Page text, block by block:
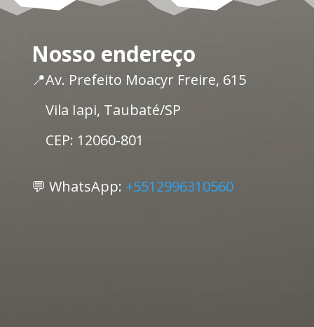
Nosso endereço
📍Av. Prefeito Moacyr Freire, 615
Vila Iapi, Taubaté/SP
CEP: 12060-801
💬 WhatsApp: +5512996310560